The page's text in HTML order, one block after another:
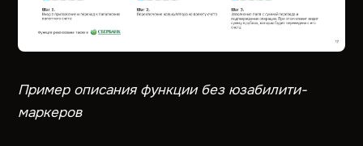
Пример описания функции без юзабилити-
маркеров